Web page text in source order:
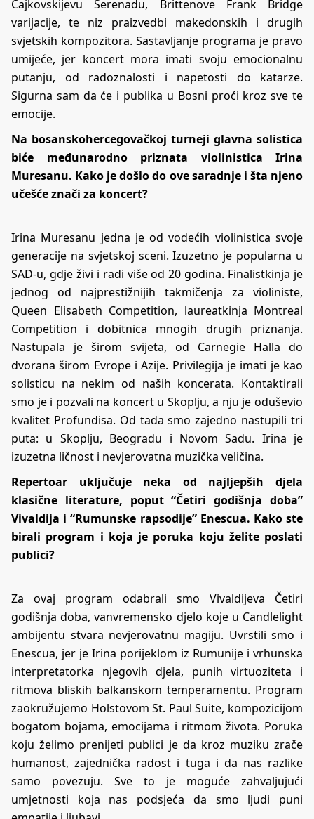
Čajkovskijevu Serenadu, Brittenove Frank Bridge
varijacije, te niz praizvedbi makedonskih i drugih
svjetskih kompozitora. Sastavljanje programa je pravo
umijeće, jer koncert mora imati svoju emocionalnu
putanju, od radoznalosti i napetosti do katarze.
Sigurna sam da će i publika u Bosni proći kroz sve te
emocije.
Na bosanskohercegovačkoj turneji glavna solistica
biće međunarodno priznata violinistica Irina
Muresanu. Kako je došlo do ove saradnje i šta njeno
učešće znači za koncert?
Irina Muresanu jedna je od vodećih violinistica svoje
generacije na svjetskoj sceni. Izuzetno je popularna u
SAD-u, gdje živi i radi više od 20 godina. Finalistkinja je
jednog od najprestižnijih takmičenja za violiniste,
Queen Elisabeth Competition, laureatkinja Montreal
Competition i dobitnica mnogih drugih priznanja.
Nastupala je širom svijeta, od Carnegie Halla do
dvorana širom Evrope i Azije. Privilegija je imati je kao
solisticu na nekim od naših koncerata. Kontaktirali
smo je i pozvali na koncert u Skoplju, a nju je oduševio
kvalitet Profundisa. Od tada smo zajedno nastupili tri
puta: u Skoplju, Beogradu i Novom Sadu. Irina je
izuzetna ličnost i nevjerovatna muzička veličina.
Repertoar uključuje neka od najljepših djela
klasične literature, poput “Četiri godišnja doba”
Vivaldija i “Rumunske rapsodije” Enescua. Kako ste
birali program i koja je poruka koju želite poslati
publici?
Za ovaj program odabrali smo Vivaldijeva Četiri
godišnja doba, vanvremensko djelo koje u Candlelight
ambijentu stvara nevjerovatnu magiju. Uvrstili smo i
Enescua, jer je Irina porijeklom iz Rumunije i vrhunska
interpretatorka njegovih djela, punih virtuoziteta i
ritmova bliskih balkanskom temperamentu. Program
zaokružujemo Holstovom St. Paul Suite, kompozicijom
bogatom bojama, emocijama i ritmom života. Poruka
koju želimo prenijeti publici je da kroz muziku zrače
humanost, zajednička radost i tuga i da nas razlike
samo povezuju. Sve to je moguće zahvaljujući
umjetnosti koja nas podsjeća da smo ljudi puni